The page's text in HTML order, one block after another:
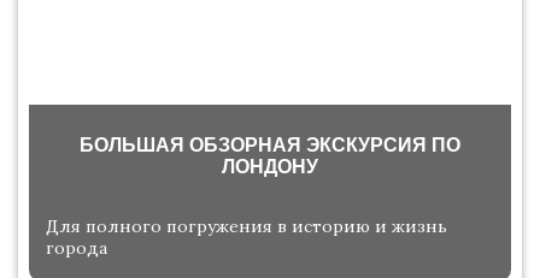
БОЛЬШАЯ ОБЗОРНАЯ ЭКСКУРСИЯ ПО
ЛОНДОНУ
Для полного погружения в историю и жизнь
города